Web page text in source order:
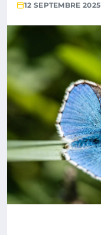
12 SEPTEMBRE 2025